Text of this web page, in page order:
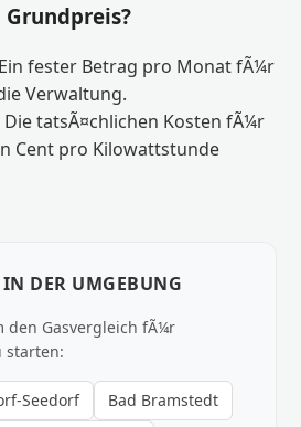
Ein fester Betrag pro Monat fÃ¼r
Verwaltung.
Die tatsÃ¤chlichen Kosten fÃ¼r
Cent pro Kilowattstunde
DER UMGEBUNG
den Gasvergleich fÃ¼r
starten:
Seedorf
Bad Bramstedt